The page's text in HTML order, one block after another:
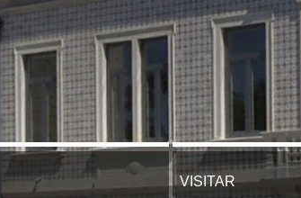
VISITAR